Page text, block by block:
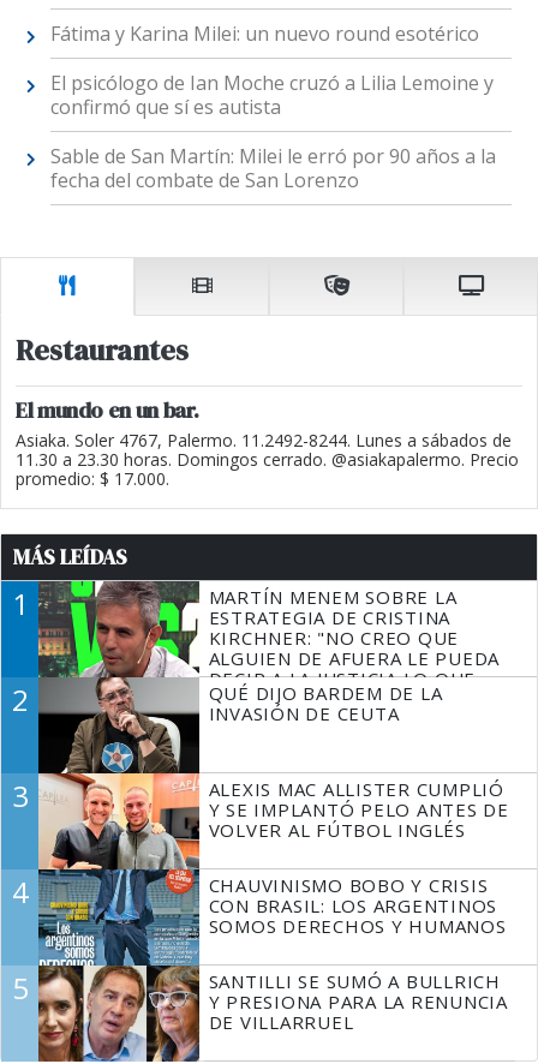
Fátima y Karina Milei: un nuevo round esotérico
El psicólogo de Ian Moche cruzó a Lilia Lemoine y
confirmó que sí es autista
Sable de San Martín: Milei le erró por 90 años a la
fecha del combate de San Lorenzo
Restaurantes
El mundo en un bar.
Asiaka. Soler 4767, Palermo. 11.2492-8244. Lunes a sábados de
11.30 a 23.30 horas. Domingos cerrado. @asiakapalermo. Precio
promedio: $ 17.000.
MÁS LEÍDAS
1
MARTÍN MENEM SOBRE LA
ESTRATEGIA DE CRISTINA
KIRCHNER: "NO CREO QUE
ALGUIEN DE AFUERA LE PUEDA
DECIR A LA JUSTICIA LO QUE
TIENE QUE HACER"
2
QUÉ DIJO BARDEM DE LA
INVASIÓN DE CEUTA
3
ALEXIS MAC ALLISTER CUMPLIÓ
Y SE IMPLANTÓ PELO ANTES DE
VOLVER AL FÚTBOL INGLÉS
4
CHAUVINISMO BOBO Y CRISIS
CON BRASIL: LOS ARGENTINOS
SOMOS DERECHOS Y HUMANOS
5
SANTILLI SE SUMÓ A BULLRICH
Y PRESIONA PARA LA RENUNCIA
DE VILLARRUEL